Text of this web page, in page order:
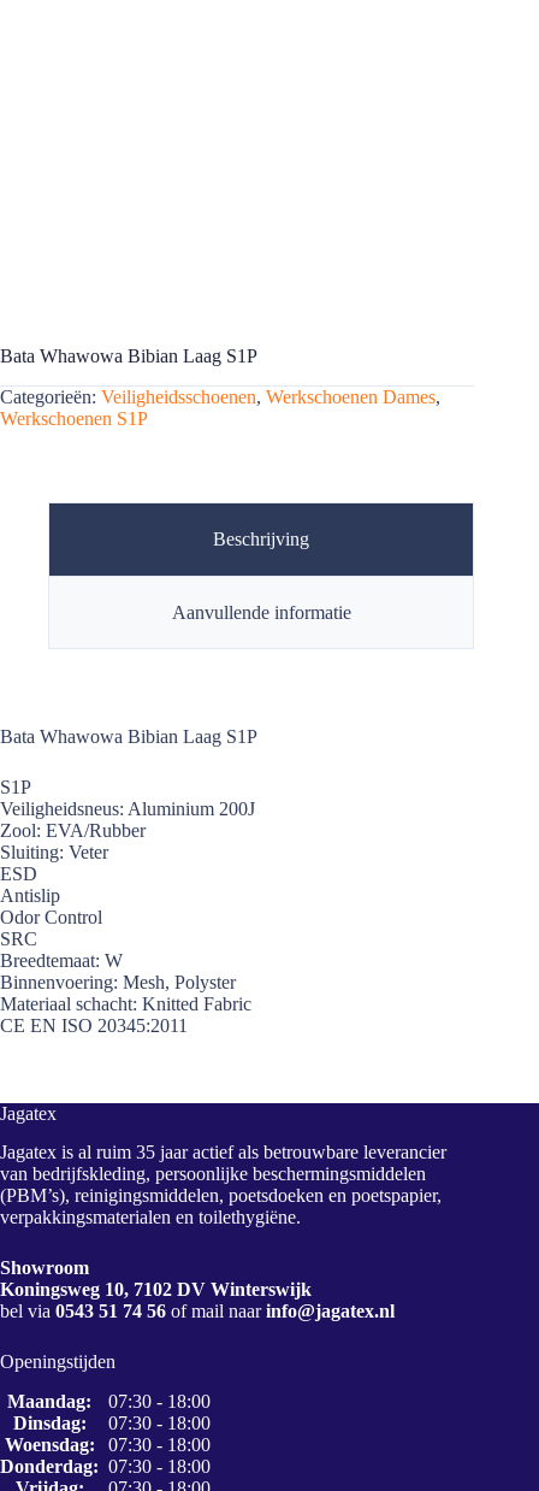
Bata Whawowa Bibian Laag S1P
Categorieën: Veiligheidsschoenen, Werkschoenen Dames,
Werkschoenen S1P
Beschrijving
Aanvullende informatie
Bata Whawowa Bibian Laag S1P
S1P
Veiligheidsneus: Aluminium 200J
Zool: EVA/Rubber
Sluiting: Veter
ESD
Antislip
Odor Control
SRC
Breedtemaat: W
Binnenvoering: Mesh, Polyster
Materiaal schacht: Knitted Fabric
CE EN ISO 20345:2011
Jagatex
Jagatex is al ruim 35 jaar actief als betrouwbare leverancier
van bedrijfskleding, persoonlijke beschermingsmiddelen
(PBM’s), reinigingsmiddelen, poetsdoeken en poetspapier,
verpakkingsmaterialen en toilethygiëne.
Showroom
Koningsweg 10, 7102 DV Winterswijk
bel via 0543 51 74 56 of mail naarinfo@jagatex.nl
Openingstijden
Maandag:
07:30 - 18:00
Dinsdag:
07:30 - 18:00
Woensdag:
07:30 - 18:00
Donderdag: 07:30 - 18:00